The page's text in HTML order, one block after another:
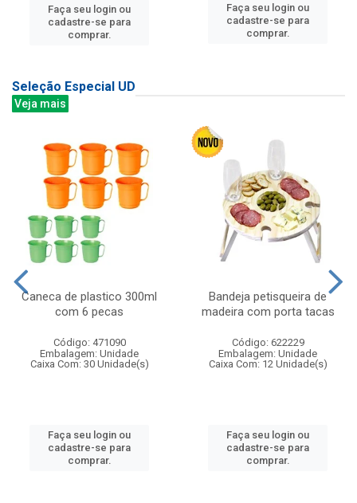
Faça seu login ou
cadastre-se para
comprar.
Faça seu login ou
cadastre-se para
comprar.
Seleção Especial UD
Veja mais
Caneca de plastico 300ml
com 6 pecas
Código: 471090
Embalagem: Unidade
Caixa Com: 30 Unidade(s)
Faça seu login ou
cadastre-se para
comprar.
Bandeja petisqueira de
madeira com porta tacas
Código: 622229
Embalagem: Unidade
Caixa Com: 12 Unidade(s)
Faça seu login ou
cadastre-se para
comprar.